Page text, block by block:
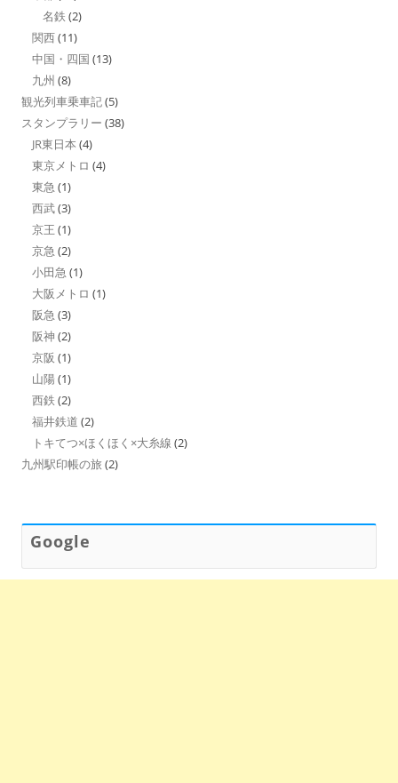
名鉄 (2)
関西(11)
中国・四国 (13)
九州 (8)
観光列車乗車記(5)
スタンプラリー (38)
JR東日本 (4)
東京メトロ (4)
東急 (1)
西武(3)
京王 (1)
京急 (2)
小田急 (1)
大阪メトロ (1)
阪急 (3)
阪神 (2)
京阪 (1)
山陽 (1)
西鉄 (2)
福井鉄道 (2)
トキてつ×ほくほく×大糸線 (2)
九州駅印帳の旅 (2)
Google